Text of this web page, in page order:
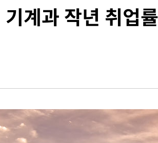
이지만…'낮 최고 35도' 무더위, 열대야 계속[다음
·성접대 논란 사과…쇄신의 기회로 삼겠다"
마감…S&P 0.6% 나스닥 1.3%↑
독님이 원하는 마음 느꼈고, 많은 트로피 원해 아
3명 늘어…누적 환자 3000명 돌파
81.4㎜ 물폭탄…도로 잠기고 담벼락 붕괴
기계과 작년 취